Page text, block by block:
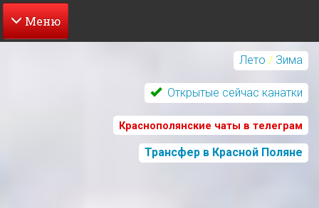
Перейти
Лето / Зима
Открытые сейчас канатки
Краснополянские чаты в телеграм
Трансфер в Красной Поляне